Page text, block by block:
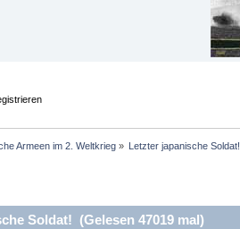
Armeen im 2. Weltkrieg » Letzter japanische Soldat!
Soldat! (Gelesen 47019 mal)